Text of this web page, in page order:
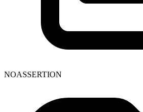
NOASSERTION